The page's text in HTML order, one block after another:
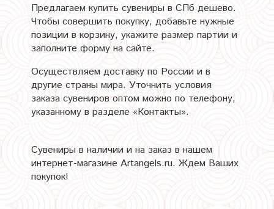
Предлагаем купить сувениры в СПб дешево.
Чтобы совершить покупку, добавьте нужные
позиции в корзину, укажите размер партии и
заполните форму на сайте.
Осуществляем доставку по России и в
другие страны мира. Уточнить условия
заказа сувениров оптом можно по телефону,
указанному в разделе «Контакты».
Сувениры в наличии и на заказ в нашем
интернет-магазине Artangels.ru. Ждем Ваших
покупок!